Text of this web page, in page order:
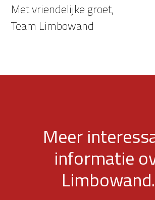
Met vriendelijke groet,
Team Limbowand
Meer
informatie